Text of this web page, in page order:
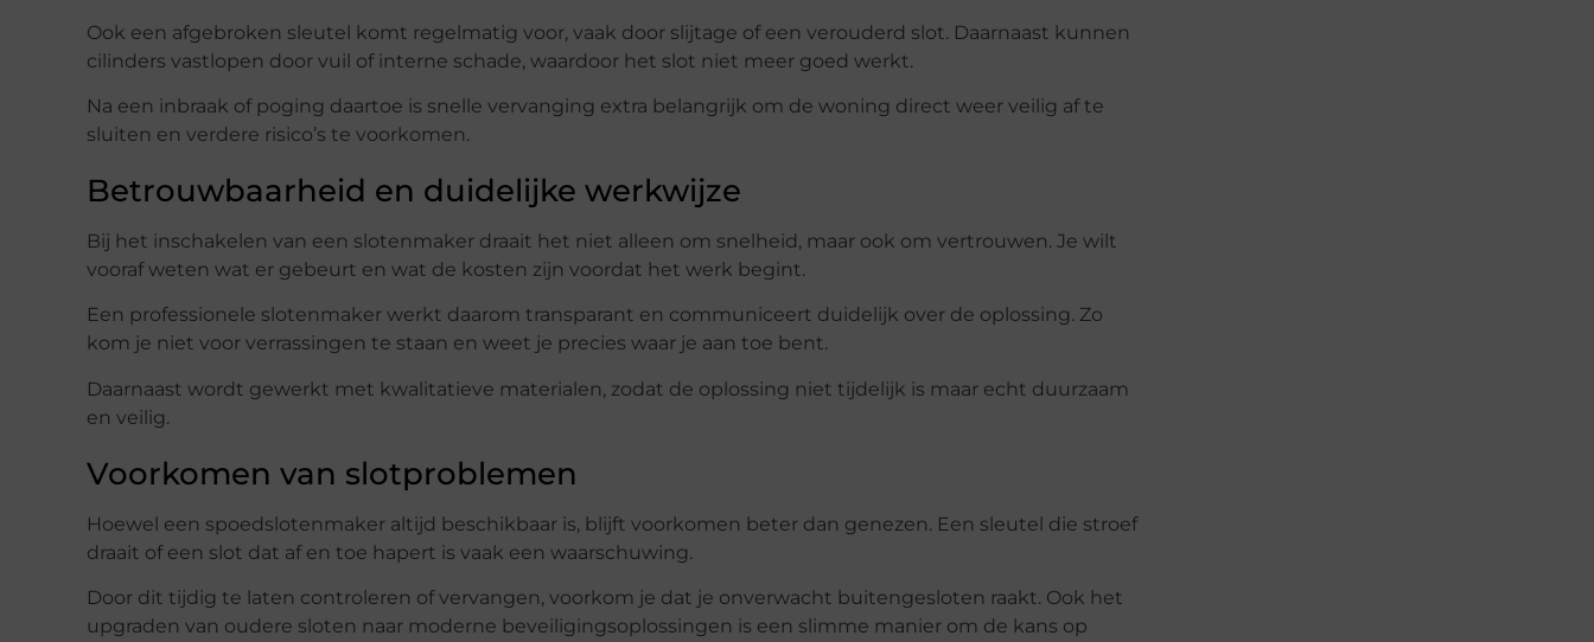
Ook een afgebroken sleutel komt regelmatig voor, vaak door slijtage of een verouderd slot. Daarnaast kunnen
cilinders vastlopen door vuil of interne schade, waardoor het slot niet meer goed werkt.
Na een inbraak of poging daartoe is snelle vervanging extra belangrijk om de woning direct weer veilig af te
sluiten en verdere risico’s te voorkomen.
Betrouwbaarheid en duidelijke werkwijze
Bij het inschakelen van een slotenmaker draait het niet alleen om snelheid, maar ook om vertrouwen. Je wilt
vooraf weten wat er gebeurt en wat de kosten zijn voordat het werk begint.
Een professionele slotenmaker werkt daarom transparant en communiceert duidelijk over de oplossing. Zo
kom je niet voor verrassingen te staan en weet je precies waar je aan toe bent.
Daarnaast wordt gewerkt met kwalitatieve materialen, zodat de oplossing niet tijdelijk is maar echt duurzaam
en veilig.
Voorkomen van slotproblemen
Hoewel een spoedslotenmaker altijd beschikbaar is, blijft voorkomen beter dan genezen. Een sleutel die stroef
draait of een slot dat af en toe hapert is vaak een waarschuwing.
Door dit tijdig te laten controleren of vervangen, voorkom je dat je onverwacht buitengesloten raakt. Ook het
upgraden van oudere sloten naar moderne beveiligingsoplossingen is een slimme manier om de kans op